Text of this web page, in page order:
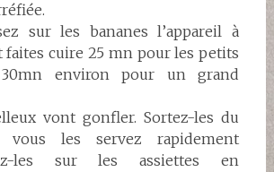
sur les bananes l’appareil à
faites cuire 25 mn pour les petits
environ pour un grand
vont gonfler. Sortez-les du
vous les servez rapidement
les sur les assiettes en